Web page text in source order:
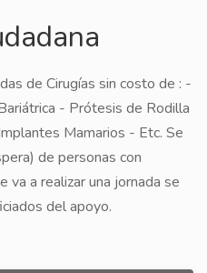
de Cirugías sin costo de : -
- Prótesis de Rodilla
Mamarios - Etc. Se
de personas con
va a realizar una jornada se
del apoyo.